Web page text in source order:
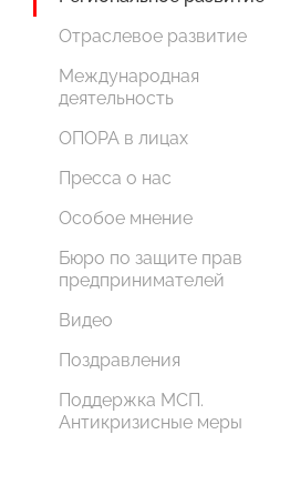
Отраслевое развитие
Международная
деятельность
ОПОРА в лицах
Пресса о нас
Особое мнение
Бюро по защите прав
предпринимателей
Видео
Поздравления
Поддержка МСП.
Антикризисные меры